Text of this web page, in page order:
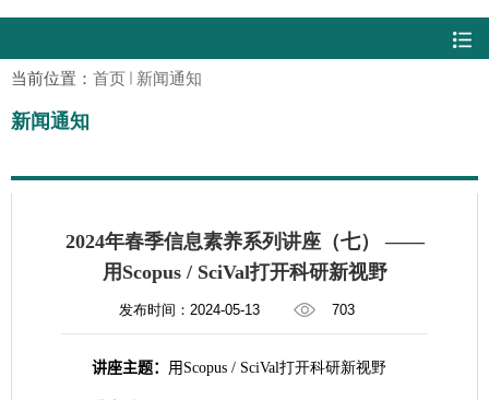
当前位置： 首页 新闻通知
新闻通知
​2024年春季信息素养系列讲座（七） ——
用Scopus / SciVal打开科研新视野
发布时间：2024-05-13 703
讲座主题： 用 Scopus / SciVal打开科研新视野